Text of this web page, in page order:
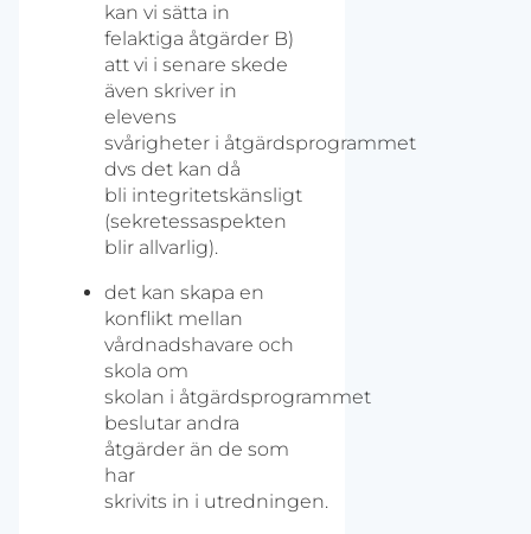
kan vi sätta in
felaktiga åtgärder B)
att vi i senare skede
även skriver in
elevens
svårigheter i åtgärdsprogrammet
dvs det kan då
bli integritetskänsligt
(sekretessaspekten
blir allvarlig).
det kan skapa en
konflikt mellan
vårdnadshavare och
skola om
skolan i åtgärdsprogrammet
beslutar andra
åtgärder än de som
har
skrivits in i utredningen.